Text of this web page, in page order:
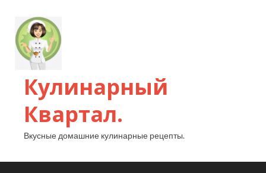
Кулинарный
Квартал.
Вкусные домашние кулинарные рецепты.